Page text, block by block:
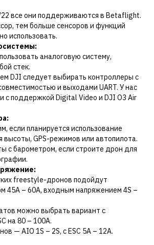
все они поддерживаются в Betaflight.
тем больше сенсоров и функций
использовать.
аналоговую систему,
стек.
DJI следует выбирать контроллеры с
и выходами UART. У нас
с поддержкой Digital Video и DJI O3 Air
если планируется использование
GPS-режимов или автопилота.
с барометром, если строите дрон для
freestyle-дронов подойдут
45А – 60А, входным напряжением 4S –
можно выбрать вариант с
на 80 – 100А.
— AIO 1S – 2S, с ESC 5А – 12А.